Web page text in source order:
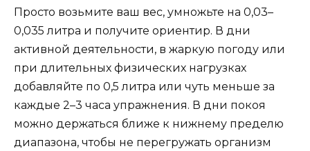
Просто возьмите ваш вес, умножьте на 0,03–
0,035 литра и получите ориентир. В дни
активной деятельности, в жаркую погоду или
при длительных физических нагрузках
добавляйте по 0,5 литра или чуть меньше за
каждые 2–3 часа упражнения. В дни покоя
можно держаться ближе к нижнему пределю
диапазона, чтобы не перегружать организм